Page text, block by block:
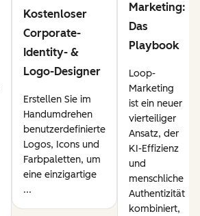
Kostenloser
Corporate-
Identity- &
Logo-Designer
Erstellen Sie im
Handumdrehen
benutzerdefinierte
Logos, Icons und
Farbpaletten, um
eine einzigartige
...
Marketing:
Das
Playbook
Loop-
Marketing
ist ein neuer
vierteiliger
Ansatz, der
KI-Effizienz
und
menschliche
Authentizität
kombiniert,